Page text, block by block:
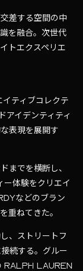
差する空間の中
を融合。次世代
トエクスペリエ
ティブコレクテ
アイデンティティ
表現を展開す
までを横断し、
ー体験をクリエイ
などのブラン
重ねてきた。
、ストリートフ
続する。グルー
RALPH LAUREN